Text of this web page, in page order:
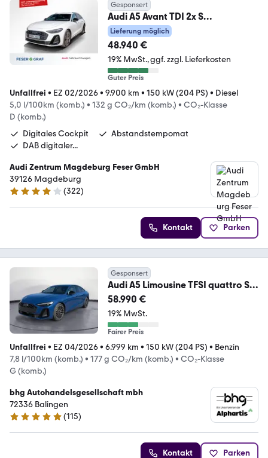
Gesponsert
Audi A5 Avant TDI 2x S
line/LED/ACC/CarPlay
Lieferung möglich
48.940 €
19% MwSt. ggf. zzgl. Lieferkosten
Guter Preis
Unfallfrei • EZ 02/2026• 9.900 km • 150 kW (204 PS) • Diesel
5,0 l/100km (komb.) • 132 g CO₂/km (komb.) • CO₂-Klasse
D (komb.)
Digitales Cockpit
Abstandstempomat
DAB digitaler...
Audi Zentrum Magdeburg Feser GmbH
39126 Magdeburg
4.2 Sterne
(322)
Kontakt Parken
Gesponsert
Audi A5 Limousine TFSI quattro S
tronic 204PS
58.990 €
19% MwSt.
Fairer Preis
Unfallfrei • EZ 04/2026• 6.999 km • 150 kW (204 PS) • Benzin
7,8 l/100km (komb.) • 177 g CO₂/km (komb.) • CO₂-Klasse
G (komb.)
bhg Autohandelsgesellschaft mbh
72336 Balingen
4.8 Sterne
(115)
Kontakt Parken